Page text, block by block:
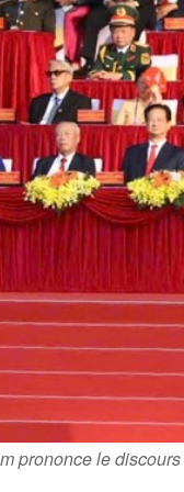
prononce le